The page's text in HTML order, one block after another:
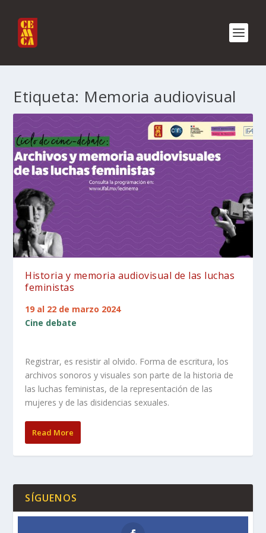
Etiqueta: Memoria audiovisual
Historia y memoria audiovisual de las luchas
feministas
19 al 22 de marzo 2024
Cine debate
Registrar, es resistir al olvido. Forma de escritura, los
archivos sonoros y visuales son parte de la historia de
las luchas feministas, de la representación de las
mujeres y de las disidencias sexuales.
Read More
SÍGUENOS